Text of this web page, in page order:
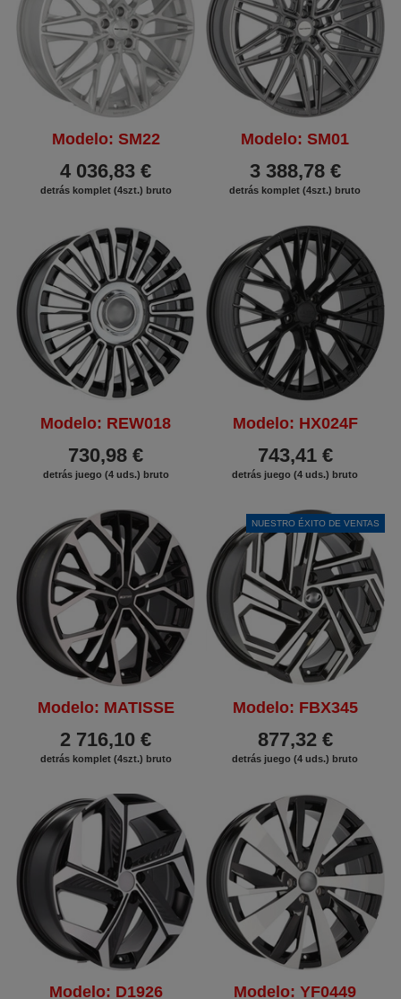
Modelo: SM22
4 036,83 €
detrás komplet (4szt.) bruto
Modelo: SM01
3 388,78 €
detrás komplet (4szt.) bruto
Modelo: REW018
730,98 €
detrás juego (4 uds.) bruto
Modelo: HX024F
743,41 €
detrás juego (4 uds.) bruto
Modelo: MATISSE
2 716,10 €
detrás komplet (4szt.) bruto
NUESTRO ÉXITO DE VENTAS
Modelo: FBX345
877,32 €
detrás juego (4 uds.) bruto
Modelo: D1926 Modelo: YF0449